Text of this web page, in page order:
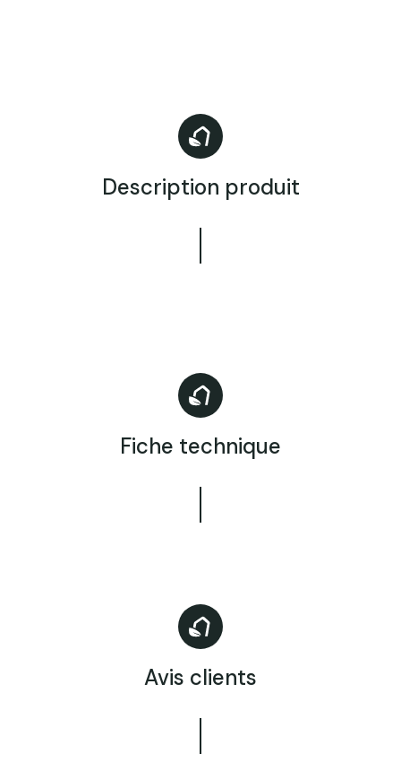
Description produit
Fiche technique
Avis clients